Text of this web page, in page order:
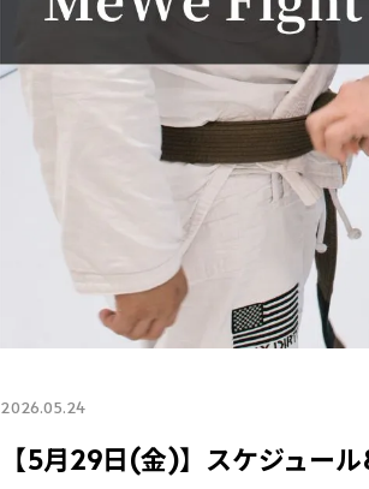
2026.05.24
【5月29日(金)】スケジュー